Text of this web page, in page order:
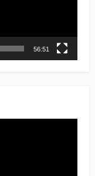
56:51